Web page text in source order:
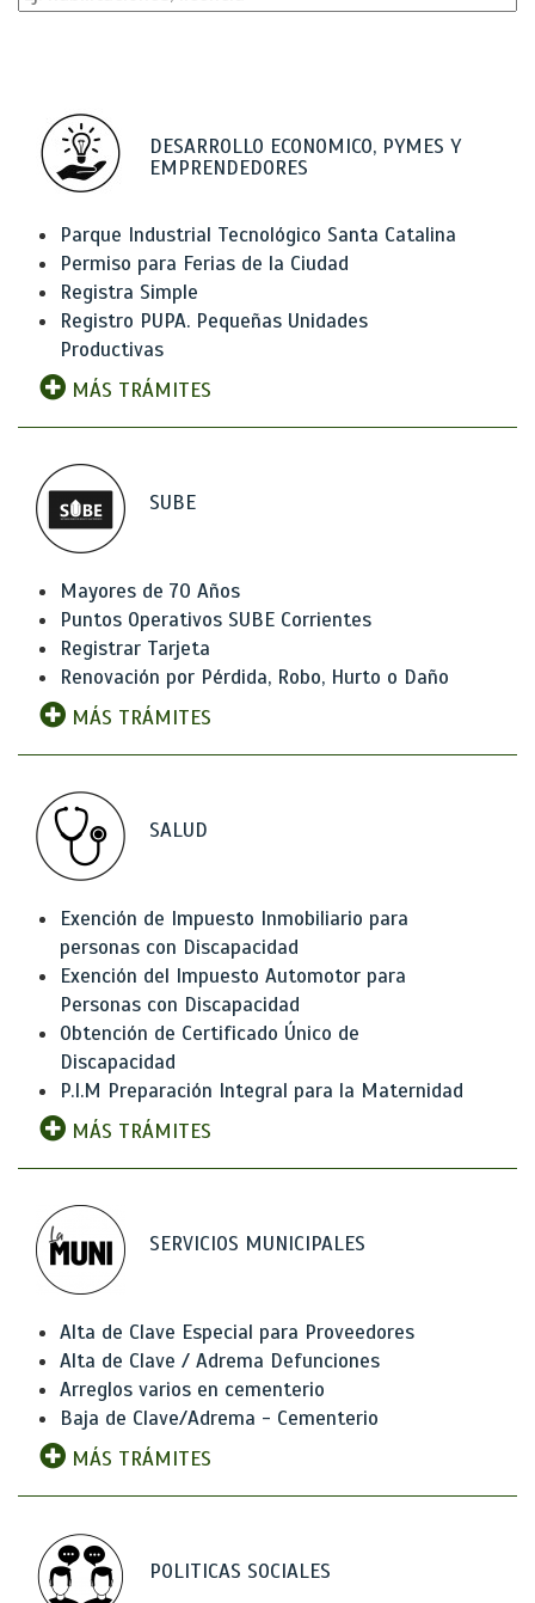
DESARROLLO ECONOMICO, PYMES Y
EMPRENDEDORES
Parque Industrial Tecnológico Santa Catalina
Permiso para Ferias de la Ciudad
Registra Simple
Registro PUPA. Pequeñas Unidades
Productivas
MÁS TRÁMITES
SUBE
Mayores de 70 Años
Puntos Operativos SUBE Corrientes
Registrar Tarjeta
Renovación por Pérdida, Robo, Hurto o Daño
MÁS TRÁMITES
SALUD
Exención de Impuesto Inmobiliario para
personas con Discapacidad
Exención del Impuesto Automotor para
Personas con Discapacidad
Obtención de Certificado Único de
Discapacidad
P.I.M Preparación Integral para la Maternidad
MÁS TRÁMITES
SERVICIOS MUNICIPALES
Alta de Clave Especial para Proveedores
Alta de Clave / Adrema Defunciones
Arreglos varios en cementerio
Baja de Clave/Adrema - Cementerio
MÁS TRÁMITES
POLITICAS SOCIALES